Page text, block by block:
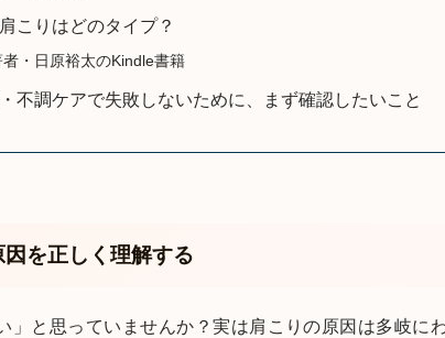
こりはどのタイプ？
者・日原裕太のKindle書籍
不調ケアで失敗しないために、まず確認したいこと
を正しく理解する
」と思っていませんか？実は肩こりの原因は多岐に